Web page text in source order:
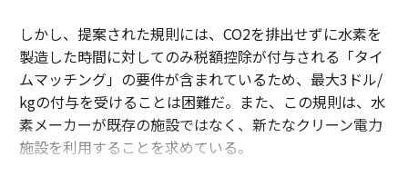
しかし、提案された規則には、CO2を排出せずに水素を
製造した時間に対してのみ税額控除が付与される「タイ
ムマッチング」の要件が含まれているため、最大3ドル/
kgの付与を受けることは困難だ。また、この規則は、水
素メーカーが既存の施設ではなく、新たなクリーン電力
施設を利用することを求めている。